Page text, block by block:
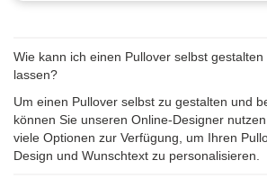
Wie kann ich einen Pullover selbst
lassen?
Um einen Pullover selbst zu gestalten und
können Sie unseren Online-Designer
viele Optionen zur Verfügung, um Ihren
Design und Wunschtext zu personalisieren.